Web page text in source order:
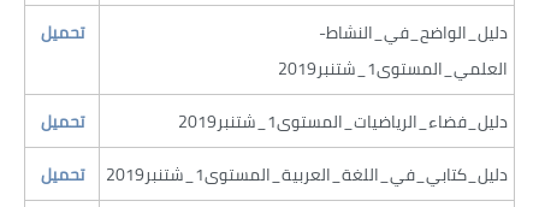
​تحميل​
​دليل_الواضح_في_النشاط-
العلمي_المستوى1_شتنبر2019
​تحميل​
​دليل_فضاء_الرياضيات_المستوى1_شتنبر2019
​​تحميل
​دليل_كتابي_في_اللغة_العربية_المستوى1_شتنبر2019